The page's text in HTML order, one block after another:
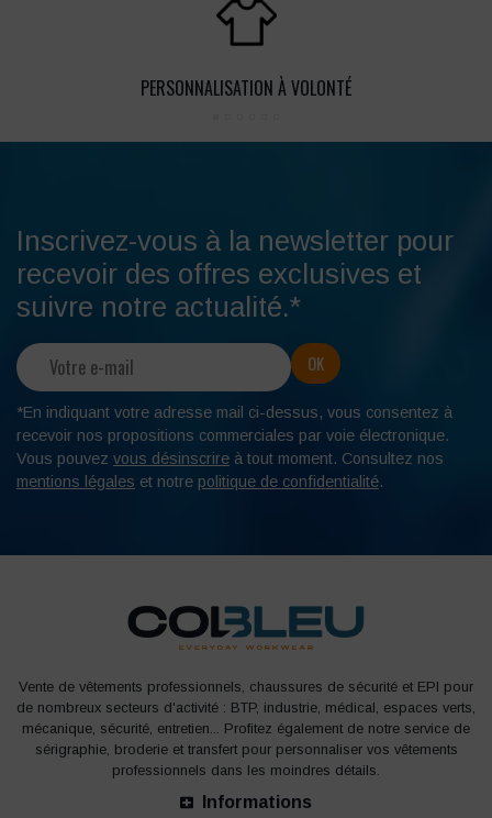
PERSONNALISATION À VOLONTÉ
Inscrivez-vous à la newsletter pour
recevoir des offres exclusives et
suivre notre actualité.*
*En indiquant votre adresse mail ci-dessus, vous consentez à
recevoir nos propositions commerciales par voie électronique.
Vous pouvez vous désinscrire à tout moment. Consultez nos
mentions légales et notre politique de confidentialité.
Vente de vêtements professionnels, chaussures de sécurité et EPI pour
de nombreux secteurs d'activité : BTP, industrie, médical, espaces verts,
mécanique, sécurité, entretien... Profitez également de notre service de
sérigraphie, broderie et transfert pour personnaliser vos vêtements
professionnels dans les moindres détails.
Informations